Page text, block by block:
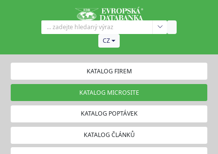
CZ
KATALOG FIREM
KATALOG MICROSITE
KATALOG POPTÁVEK
KATALOG ČLÁNKŮ